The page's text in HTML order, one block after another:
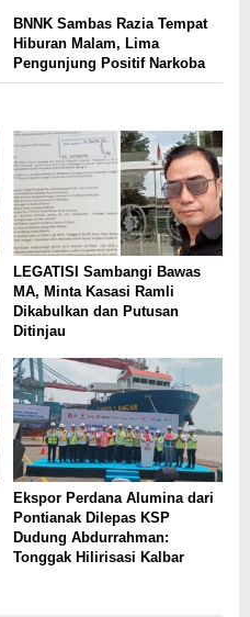
BNNK Sambas Razia Tempat
Hiburan Malam, Lima
Pengunjung Positif Narkoba
LEGATISI Sambangi Bawas
MA, Minta Kasasi Ramli
Dikabulkan dan Putusan
Ditinjau
Ekspor Perdana Alumina dari
Pontianak Dilepas KSP
Dudung Abdurrahman:
Tonggak Hilirisasi Kalbar